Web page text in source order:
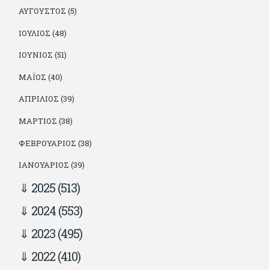
ΑΎΓΟΥΣΤΟΣ (5)
ΙΟΎΛΙΟΣ (48)
ΙΟΎΝΙΟΣ (51)
ΜΆΙΟΣ (40)
ΑΠΡΊΛΙΟΣ (39)
ΜΆΡΤΙΟΣ (38)
ΦΕΒΡΟΥΆΡΙΟΣ (38)
ΙΑΝΟΥΆΡΙΟΣ (39)
2025(513)
2024(553)
2023(495)
2022(410)